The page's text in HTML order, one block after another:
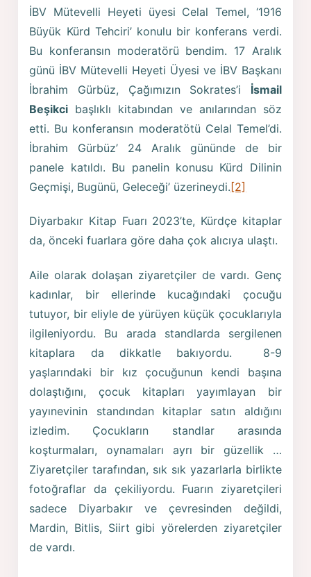
İBV Mütevelli Heyeti üyesi Celal Temel, ‘1916
Büyük Kürd Tehciri’ konulu bir konferans verdi.
Bu konferansın moderatörü bendim. 17 Aralık
günü İBV Mütevelli Heyeti Üyesi ve İBV Başkanı
İbrahim Gürbüz, Çağımızın Sokrates’i İsmail
Beşikci başlıklı kitabından ve anılarından söz
etti. Bu konferansın moderatötü Celal Temel’di.
İbrahim Gürbüz’ 24 Aralık gününde de bir
panele katıldı. Bu panelin konusu Kürd Dilinin
Geçmişi, Bugünü, Geleceği’ üzerineydi.[2]
Diyarbakır Kitap Fuarı 2023’te, Kürdçe kitaplar
da, önceki fuarlara göre daha çok alıcıya ulaştı.
Aile olarak dolaşan ziyaretçiler de vardı. Genç
kadınlar, bir ellerinde kucağındaki çocuğu
tutuyor, bir eliyle de yürüyen küçük çocuklarıyla
ilgileniyordu. Bu arada standlarda sergilenen
kitaplara da dikkatle bakıyordu. 8-9
yaşlarındaki bir kız çocuğunun kendi başına
dolaştığını, çocuk kitapları yayımlayan bir
yayınevinin standından kitaplar satın aldığını
izledim. Çocukların standlar arasında
koşturmaları, oynamaları ayrı bir güzellik …
Ziyaretçiler tarafından, sık sık yazarlarla birlikte
fotoğraflar da çekiliyordu. Fuarın ziyaretçileri
sadece Diyarbakır ve çevresinden değildi,
Mardin, Bitlis, Siirt gibi yörelerden ziyaretçiler
de vardı.